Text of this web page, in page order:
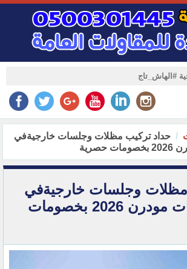
حداد تركيب مظلات وجلسات خارجيةفي
مظلات وجلسات خارجيةفي
جدة| تصميمات مودرن 2026 بخصومات